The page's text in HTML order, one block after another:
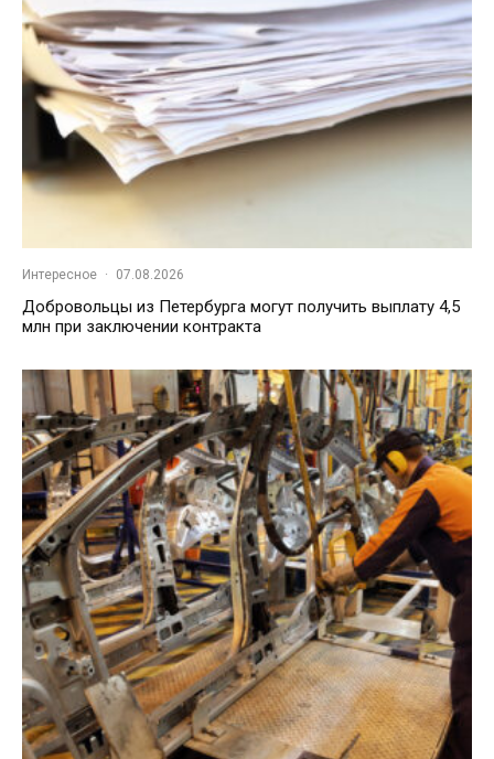
Интересное · 07.08.2026
Добровольцы из Петербурга могут получить выплату 4,5
млн при заключении контракта